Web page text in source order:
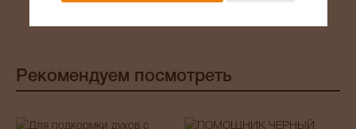
Рекомендуем посмотреть